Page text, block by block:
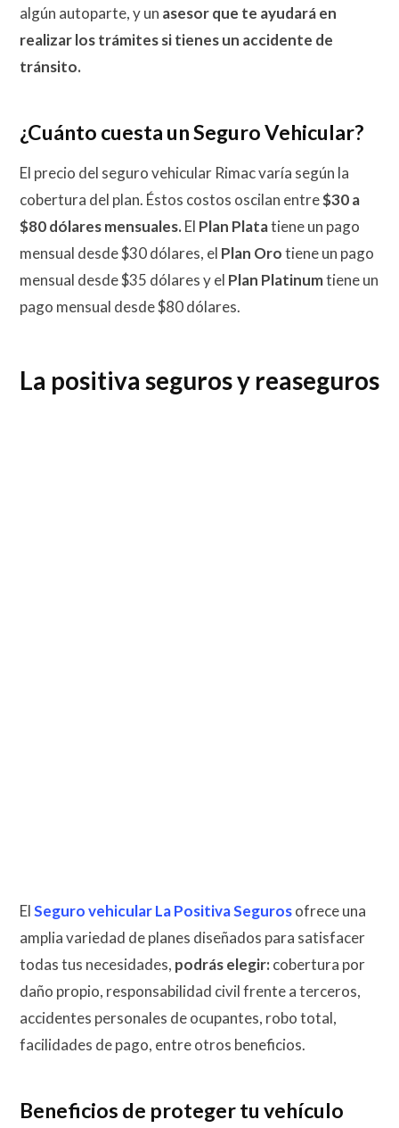
algún autoparte, y un asesor que te ayudará en
realizar los trámites si tienes un accidente de
tránsito.
¿Cuánto cuesta un Seguro Vehicular?
El precio del seguro vehicular Rimac varía según la
cobertura del plan. Éstos costos oscilan entre$30 a
$80 dólares mensuales.El Plan Platatiene un pago
mensual desde $30 dólares, el Plan Orotiene un pago
mensual desde $35 dólares y el Plan Platinumtiene un
pago mensual desde $80 dólares.
La positiva seguros y reaseguros
ElSeguro vehicular La Positiva Segurosofrece una
amplia variedad de planes diseñados para satisfacer
todas tus necesidades, podrás elegir:cobertura por
daño propio, responsabilidad civil frente a terceros,
accidentes personales de ocupantes, robo total,
facilidades de pago, entre otros beneficios.
Beneficios de proteger tu vehículo